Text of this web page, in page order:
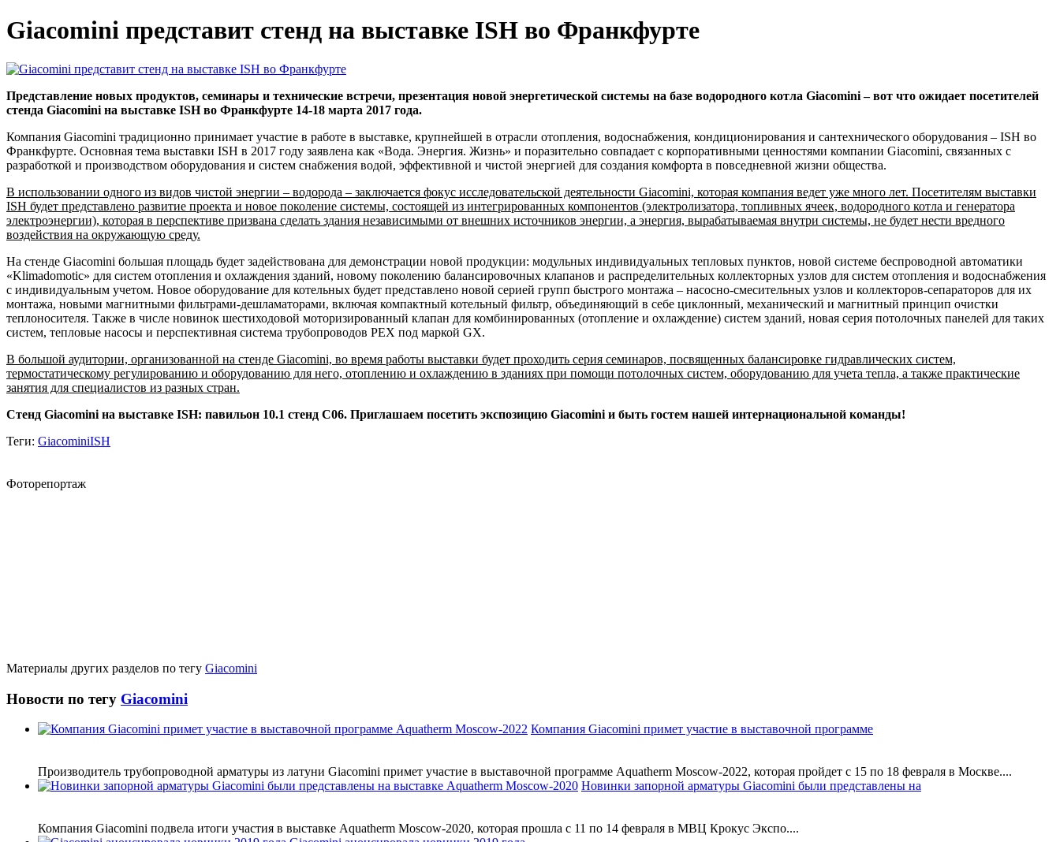
Giacomini представит стенд на выставке ISH во Франкфурте
Представление новых продуктов, семинары и технические встречи, презентация новой энергетической системы на базе водородного котла Giacomini – вот что ожидает посетителей
стенда Giacomini на выставке ISH во Франкфурте 14-18 марта 2017 года.
Компания Giacomini традиционно принимает участие в работе в выставке, крупнейшей в отрасли отопления, водоснабжения, кондиционирования и сантехнического оборудования – ISH во
Франкфурте. Основная тема выставки ISH в 2017 году заявлена как «Вода. Энергия. Жизнь» и поразительно совпадает с корпоративными ценностями компании Giacomini, связанных с
разработкой и производством оборудования и систем снабжения водой, эффективной и чистой энергией для создания комфорта в повседневной жизни общества.
В использовании одного из видов чистой энергии – водорода – заключается фокус исследовательской деятельности Giacomini, которая компания ведет уже много лет. Посетителям выставки
ISH будет представлено развитие проекта и новое поколение системы, состоящей из интегрированных компонентов (электролизатора, топливных ячеек, водородного котла и генератора
электроэнергии), которая в перспективе призвана сделать здания независимыми от внешних источников энергии, а энергия, вырабатываемая внутри системы, не будет нести вредного
воздействия на окружающую среду.
На стенде Giacomini большая площадь будет задействована для демонстрации новой продукции: модульных индивидуальных тепловых пунктов, новой системе беспроводной автоматики
«Klimadomotic» для систем отопления и охлаждения зданий, новому поколению балансировочных клапанов и распределительных коллекторных узлов для систем отопления и водоснабжения
с индивидуальным учетом. Новое оборудование для котельных будет представлено новой серией групп быстрого монтажа – насосно-смесительных узлов и коллекторов-сепараторов для их
монтажа, новыми магнитными фильтрами-дешламаторами, включая компактный котельный фильтр, объединяющий в себе циклонный, механический и магнитный принцип очистки
теплоносителя. Также в числе новинок шестиходовой моторизированный клапан для комбинированных (отопление и охлаждение) систем зданий, новая серия потолочных панелей для таких
систем, тепловые насосы и перспективная система трубопроводов PEX под маркой GX.
В большой аудитории, организованной на стенде Giacomini, во время работы выставки будет проходить серия семинаров, посвященных балансировке гидравлических систем,
термостатическому регулированию и оборудованию для него, отоплению и охлаждению в зданиях при помощи потолочных систем, оборудованию для учета тепла, а также практические
занятия для специалистов из разных стран.
Стенд Giacomini на выставке ISH: павильон 10.1 стенд C06. Приглашаем посетить экспозицию Giacomini и быть гостем нашей интернациональной команды!
Теги: GiacominiISH
Фоторепортаж
Материалы других разделов по тегу Giacomini
Новости по тегу Giacomini
Компания Giacomini примет участие в выставочной программе
Производитель трубопроводной арматуры из латуни Giacomini примет участие в выставочной программе Aquatherm Moscow-2022, которая пройдет с 15 по 18 февраля в Москве....
Новинки запорной арматуры Giacomini были представлены на
Компания Giacomini подвела итоги участия в выставке Aquatherm Moscow-2020, которая прошла с 11 по 14 февраля в МВЦ Крокус Экспо....